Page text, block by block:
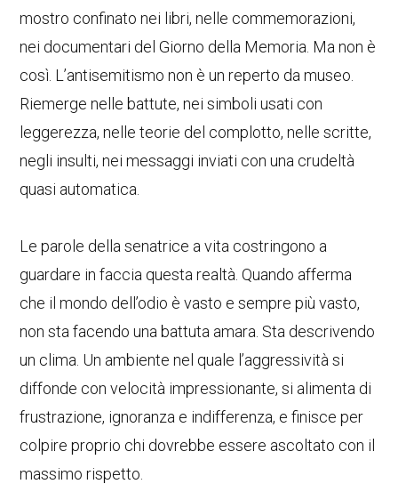
mostro confinato nei libri, nelle commemorazioni,
nei documentari del Giorno della Memoria. Ma non è
così. L’antisemitismo non è un reperto da museo.
Riemerge nelle battute, nei simboli usati con
leggerezza, nelle teorie del complotto, nelle scritte,
negli insulti, nei messaggi inviati con una crudeltà
quasi automatica.
Le parole della senatrice a vita costringono a
guardare in faccia questa realtà. Quando afferma
che il mondo dell’odio è vasto e sempre più vasto,
non sta facendo una battuta amara. Sta descrivendo
un clima. Un ambiente nel quale l’aggressività si
diffonde con velocità impressionante, si alimenta di
frustrazione, ignoranza e indifferenza, e finisce per
colpire proprio chi dovrebbe essere ascoltato con il
massimo rispetto.